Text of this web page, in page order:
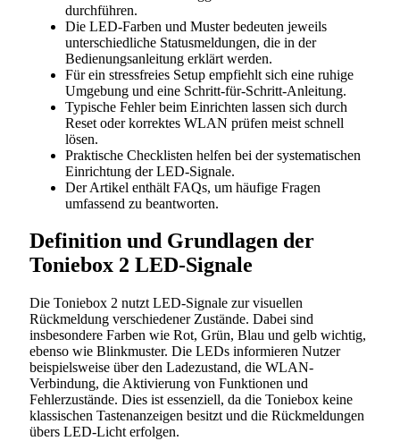
durchführen.
Die LED-Farben und Muster bedeuten jeweils
unterschiedliche Statusmeldungen, die in der
Bedienungsanleitung erklärt werden.
Für ein stressfreies Setup empfiehlt sich eine ruhige
Umgebung und eine Schritt-für-Schritt-Anleitung.
Typische Fehler beim Einrichten lassen sich durch
Reset oder korrektes WLAN prüfen meist schnell
lösen.
Praktische Checklisten helfen bei der systematischen
Einrichtung der LED-Signale.
Der Artikel enthält FAQs, um häufige Fragen
umfassend zu beantworten.
Definition und Grundlagen der
Toniebox 2 LED-Signale
Die Toniebox 2 nutzt LED-Signale zur visuellen
Rückmeldung verschiedener Zustände. Dabei sind
insbesondere Farben wie Rot, Grün, Blau und gelb wichtig,
ebenso wie Blinkmuster. Die LEDs informieren Nutzer
beispielsweise über den Ladezustand, die WLAN-
Verbindung, die Aktivierung von Funktionen und
Fehlerzustände. Dies ist essenziell, da die Toniebox keine
klassischen Tastenanzeigen besitzt und die Rückmeldungen
übers LED-Licht erfolgen.